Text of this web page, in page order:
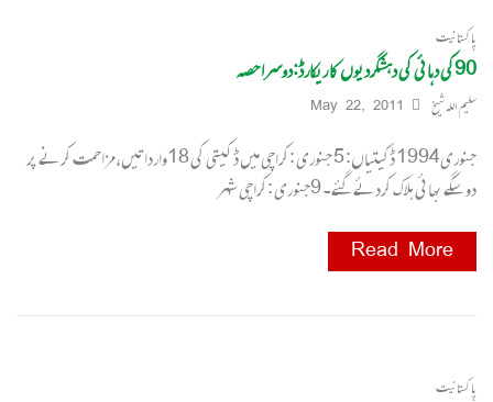
پاکستانیت
90کی دہائی کی دہشگردیوں کا ریکارڈ:دوسرا حصہ
سلیم اللہ شیخ May 22, 2011
جنوری1994 ڈکیتیاں: 5 جنوری :کراچی میں ڈکیتی کی 18وارداتیں،مزاحمت کرنے پر
دو سگے بھائی ہلاک کردئے گئے۔ 9جنوری :کراچی شہر
Read More
پاکستانیت